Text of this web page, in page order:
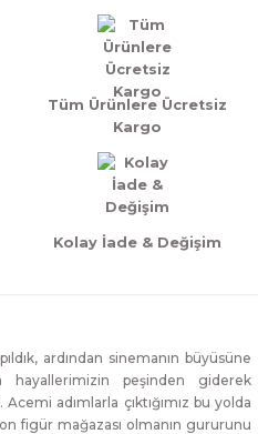
Tüm Ürünlere Ücretsiz
Kargo
Kolay İade & Değişim
ardından sinemanın büyüsüne
peşinden giderek
adımlarla çıktığımız bu yolda
figür mağazası olmanın gururunu